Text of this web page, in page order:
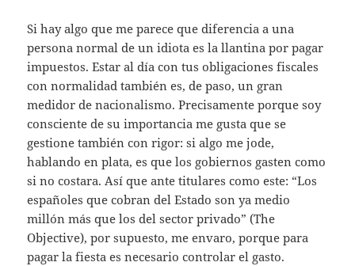
Si hay algo que me parece que diferencia a una
persona normal de un idiota es la llantina por pagar
impuestos. Estar al día con tus obligaciones fiscales
con normalidad también es, de paso, un gran
medidor de nacionalismo. Precisamente porque soy
consciente de su importancia me gusta que se
gestione también con rigor: si algo me jode,
hablando en plata, es que los gobiernos gasten como
si no costara. Así que ante titulares como este: “Los
españoles que cobran del Estado son ya medio
millón más que los del sector privado” (The
Objective), por supuesto, me envaro, porque para
pagar la fiesta es necesario controlar el gasto.